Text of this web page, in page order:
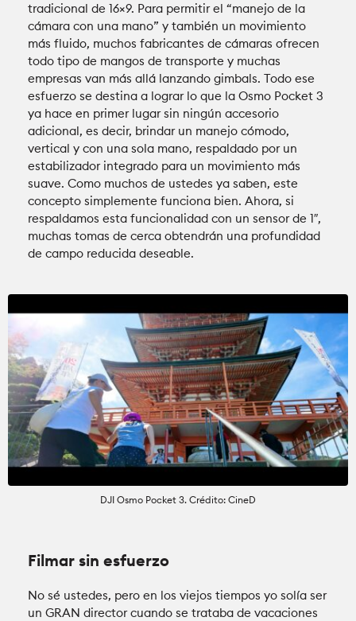
tradicional de 16×9. Para permitir el “manejo de la
cámara con una mano” y también un movimiento
más fluido, muchos fabricantes de cámaras ofrecen
todo tipo de mangos de transporte y muchas
empresas van más allá lanzando gimbals. Todo ese
esfuerzo se destina a lograr lo que la Osmo Pocket 3
ya hace en primer lugar sin ningún accesorio
adicional, es decir, brindar un manejo cómodo,
vertical y con una sola mano, respaldado por un
estabilizador integrado para un movimiento más
suave. Como muchos de ustedes ya saben, este
concepto simplemente funciona bien. Ahora, si
respaldamos esta funcionalidad con un sensor de 1″,
muchas tomas de cerca obtendrán una profundidad
de campo reducida deseable.
DJI Osmo Pocket 3. Crédito: CineD
Filmar sin esfuerzo
No sé ustedes, pero en los viejos tiempos yo solía ser
un GRAN director cuando se trataba de vacaciones